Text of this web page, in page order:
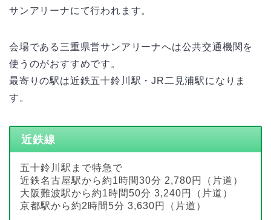
サンアリーナにて行われます。
会場である三重県営サンアリーナへは公共交通機関を
使うのがおすすめです。
最寄りの駅は近鉄五十鈴川駅・JR二見浦駅になりま
す。
近鉄線
五十鈴川駅まで特急で
近鉄名古屋駅から約1時間30分 2,780円（片道）
大阪難波駅から約1時間50分 3,240円（片道）
京都駅から約2時間5分 3,630円（片道）